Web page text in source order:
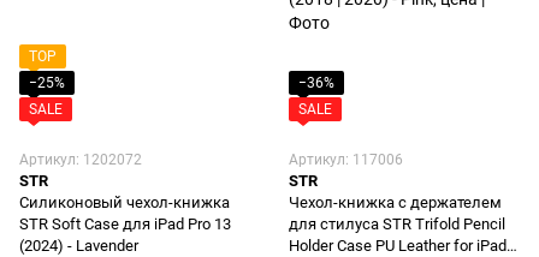
TOP
−25%
SALE
Артикул: 1202072
STR
Силиконовый чехол-книжка
STR Soft Case для iPad Pro 13
(2024) - Lavender
−36%
SALE
Артикул: 117006
STR
Чехол-книжка с держателем
для стилуса STR Trifold Pencil
Holder Case PU Leather for iPad